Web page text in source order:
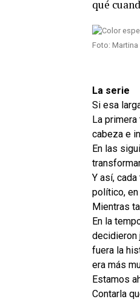
qué
Foto: Martina
La serie
Si esa
La
cabeza e
En las
Y así,
político,
Mientras
En la
decidieron
fuera la
era más
Estamos
Contarla